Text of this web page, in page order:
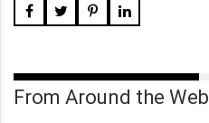
From Around the Web